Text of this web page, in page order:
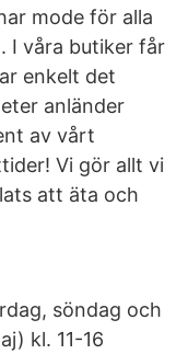
mode för alla
I våra butiker får
enkelt det
anländer
av vårt
Vi gör allt vi
att äta och
söndag och
kl. 11-16